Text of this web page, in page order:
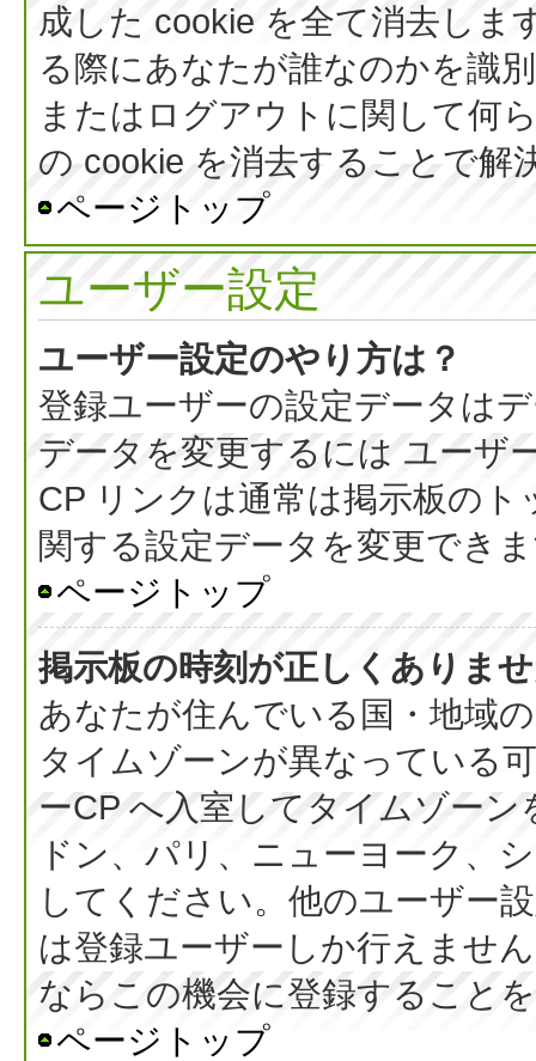
成した cookie を全て消去しま
る際にあなたが誰なのかを識
またはログアウトに関して何
の cookie を消去することで解
ページトップ
ユーザー設定
ユーザー設定のやり方は？
登録ユーザーの設定データは
データを変更するには ユーザ
CP リンクは通常は掲示板の
関する設定データを変更でき
ページトップ
掲示板の時刻が正しくありま
あなたが住んでいる国・地域
タイムゾーンが異なっている
ーCP へ入室してタイムゾー
ドン、パリ、ニューヨーク、
してください。他のユーザー
は登録ユーザーしか行えませ
ならこの機会に登録すること
ページトップ